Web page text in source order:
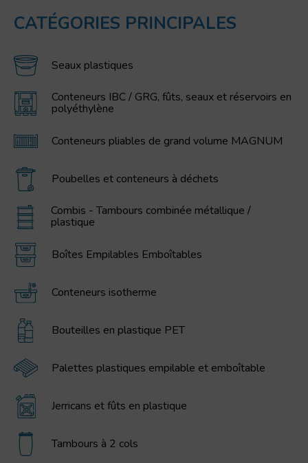
CATÉGORIES PRINCIPALES
Seaux plastiques
Conteneurs IBC / GRG, fûts, seaux et réservoirs en
polyéthylène
Conteneurs pliables de grand volume MAGNUM
Poubelles et conteneurs à déchets
Combis - Tambours combinée métallique /
plastique
Boîtes Empilables Emboîtables
Conteneurs isotherme
Bouteilles en plastique PET
Palettes plastiques empilable et emboîtable
Jerricans et fûts en plastique
Tambours à 2 cols